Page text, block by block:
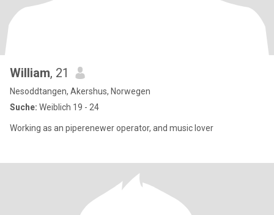
William, 21
Nesoddtangen, Akershus, Norwegen
Suche: Weiblich 19 - 24
Working as an piperenewer operator, and music lover